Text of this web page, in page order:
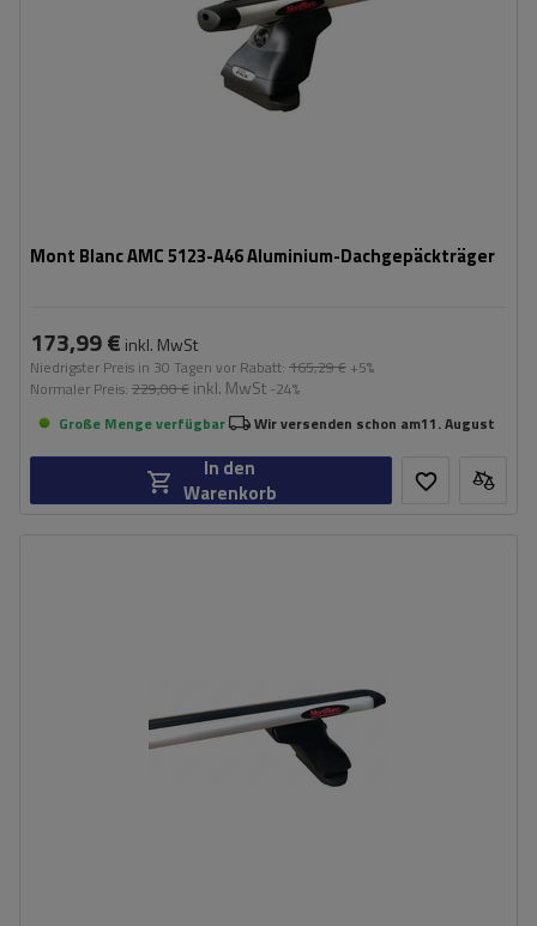
Mont Blanc AMC 5123-A46 Aluminium-Dachgepäckträger
173,99 € inkl. MwSt
Niedrigster Preis in 30 Tagen vor Rabatt: 165,29 € +5%
Normaler Preis: 229,00 € inkl. MwSt -24%
Große Menge verfügbar
Wir versenden schon am11. August
In den
Warenkorb